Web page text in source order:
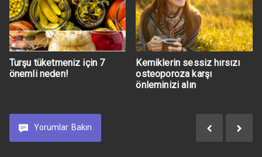
Turşu tüketmeniz için 7
önemli neden!
Kemiklerin sessiz hırsızı
osteoporoza karşı
önleminizi alın
Yorumlar Bakın